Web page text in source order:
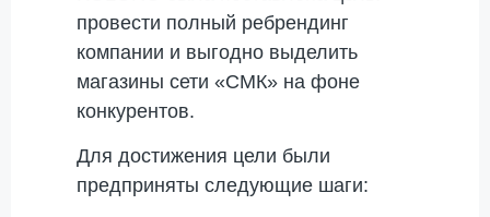
провести полный ребрендинг
компании и выгодно выделить
магазины сети «СМК» на фоне
конкурентов.
Для достижения цели были
предприняты следующие шаги: